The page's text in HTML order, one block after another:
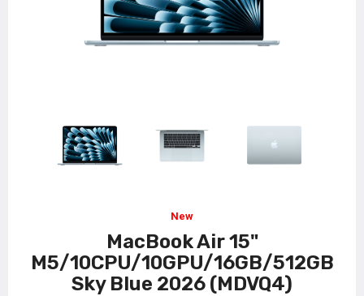
MacBook Air 15"
M5/10CPU/10GPU/16GB/512GB
Sky Blue 2026 (MDVQ4)